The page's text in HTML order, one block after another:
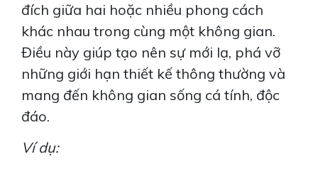
đích giữa hai hoặc nhiều phong cách
khác nhau trong cùng một không gian.
Điều này giúp tạo nên sự mới lạ, phá vỡ
những giới hạn thiết kế thông thường và
mang đến không gian sống cá tính, độc
đáo.
Ví dụ: